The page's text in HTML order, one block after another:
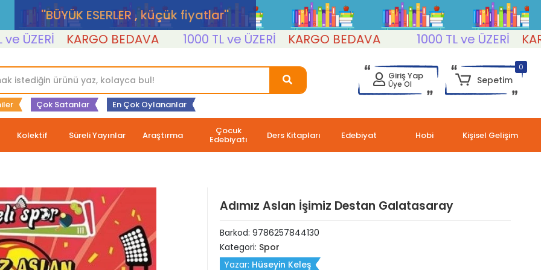
''BÜYÜK ESERLER , küçük fiyatlar''
KARGO BEDAVA 1000 TL ve ÜZERİ KARGO BEDAVA 1000 TL ve ÜZERİ KARGO
Çok Satanlar En Çok Oylananlar
Giriş Yap
Üye Ol
0
Sepetim
Kolektif Süreli Yayınlar Araştırma Çocuk
Edebiyatı Ders Kitapları Edebiyat Hobi Kişisel Gelişim
Adımız Aslan İşimiz Destan Galatasaray
Barkod: 9786257844130
Kategori: Spor
Yazar: Hüseyin Keleş